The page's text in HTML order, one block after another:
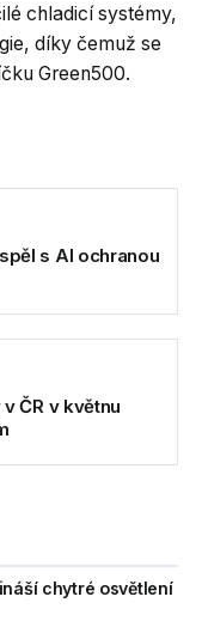
chladicí systémy,
díky čemuž se
Green500.
s AI ochranou
ČR v květnu
chytré osvětlení